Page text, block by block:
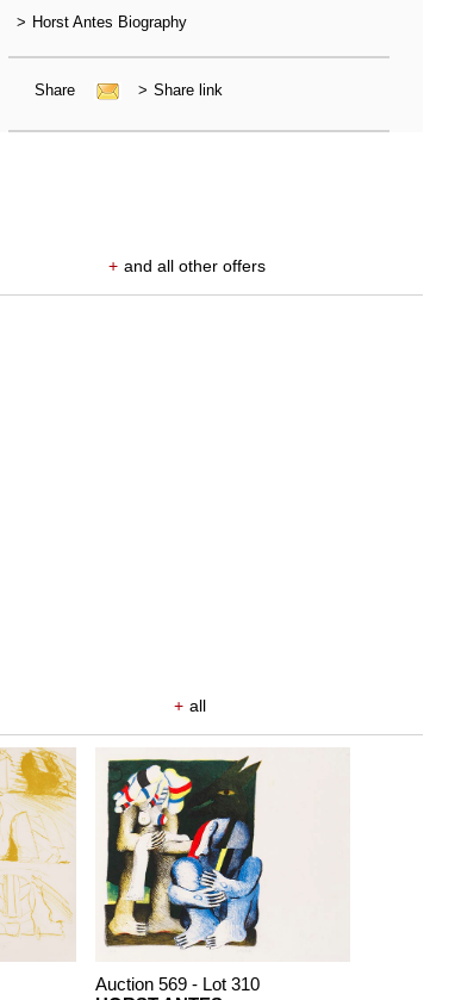
> Horst Antes Biography
Share > Share link
+ and all other offers
+ all
Auction 569 - Lot 310